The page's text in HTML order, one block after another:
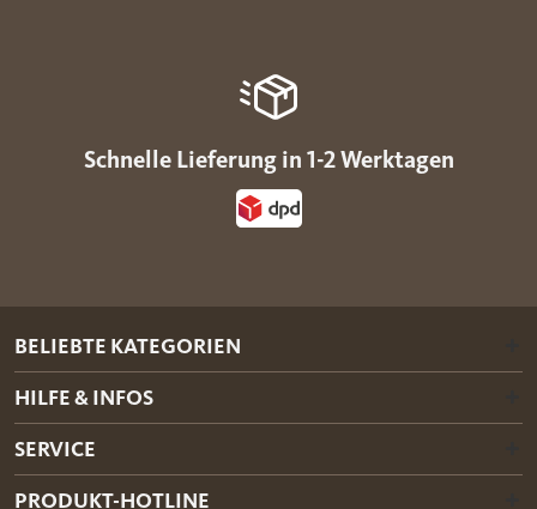
Schnelle Lieferung in 1-2 Werktagen
BELIEBTE KATEGORIEN
HILFE & INFOS
SERVICE
PRODUKT-HOTLINE